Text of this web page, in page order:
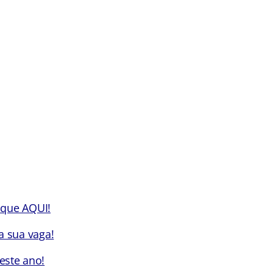
AQUI!
sua vaga!
ano!